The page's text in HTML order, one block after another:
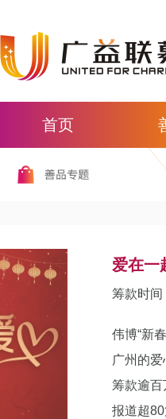
首页
爱在一
筹款时间
伟博“新
广州的
筹款逾
报道超